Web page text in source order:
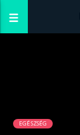
EGÉSZSÉG